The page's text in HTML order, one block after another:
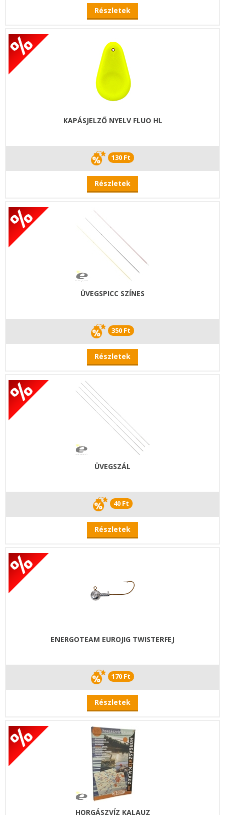
Részletek
KAPÁSJELZŐ NYELV FLUO HL
130 Ft
Részletek
ÜVEGSPICC SZÍNES
350 Ft
Részletek
ÜVEGSZÁL
40 Ft
Részletek
ENERGOTEAM EUROJIG TWISTERFEJ
170 Ft
Részletek
HORGÁSZVÍZ KALAUZ